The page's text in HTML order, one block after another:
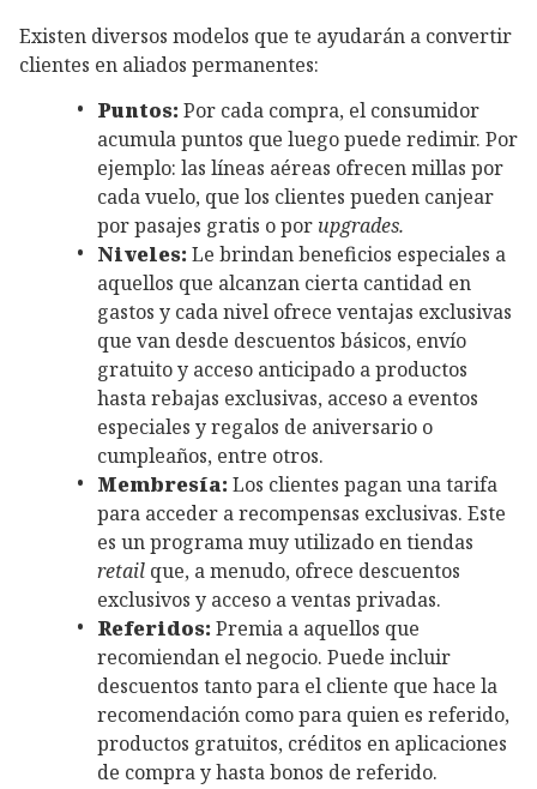
Existen diversos modelos que te ayudarán a convertir
clientes en aliados permanentes:
Puntos: Por cada compra, el consumidor
acumula puntos que luego puede redimir. Por
ejemplo: las líneas aéreas ofrecen millas por
cada vuelo, que los clientes pueden canjear
por pasajes gratis o por upgrades.
Niveles: Le brindan beneficios especiales a
aquellos que alcanzan cierta cantidad en
gastos y cada nivel ofrece ventajas exclusivas
que van desde descuentos básicos, envío
gratuito y acceso anticipado a productos
hasta rebajas exclusivas, acceso a eventos
especiales y regalos de aniversario o
cumpleaños, entre otros.
Membresía: Los clientes pagan una tarifa
para acceder a recompensas exclusivas. Este
es un programa muy utilizado en tiendas
retail que, a menudo, ofrece descuentos
exclusivos y acceso a ventas privadas.
Referidos: Premia a aquellos que
recomiendan el negocio. Puede incluir
descuentos tanto para el cliente que hace la
recomendación como para quien es referido,
productos gratuitos, créditos en aplicaciones
de compra y hasta bonos de referido.